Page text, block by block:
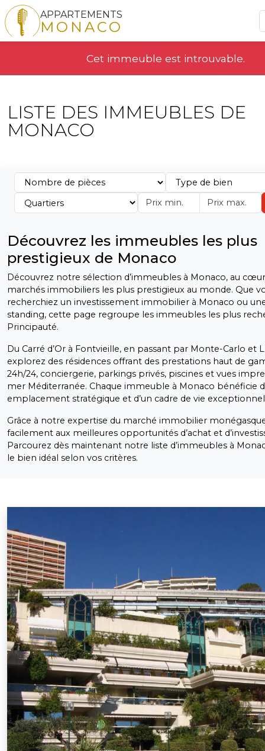
APPARTEMENTS
MONACO
Cet immeuble est introuvable.
LISTE DES IMMEUBLES DE
MONACO
Découvrez les immeubles les plus
prestigieux de Monaco
Découvrez notre sélection d’immeubles à Monaco, au cœur
marchés immobiliers les plus prestigieux au monde. Que
recherchiez un investissement immobilier à Monaco ou
standing, cette page regroupe les immeubles les plus
Principauté.
Du Carré d’Or à Fontvieille, en passant par Monte-Carlo et
explorez des résidences offrant des prestations haut de
24h/24, conciergerie, parkings privés, piscines et vues
mer Méditerranée. Chaque immeuble à Monaco bénéficie
emplacement stratégique et d’un cadre de vie
Grâce à notre expertise du marché immobilier
facilement aux meilleures opportunités d’achat et
Parcourez dès maintenant notre liste d’immeubles à
le bien idéal selon vos critères.